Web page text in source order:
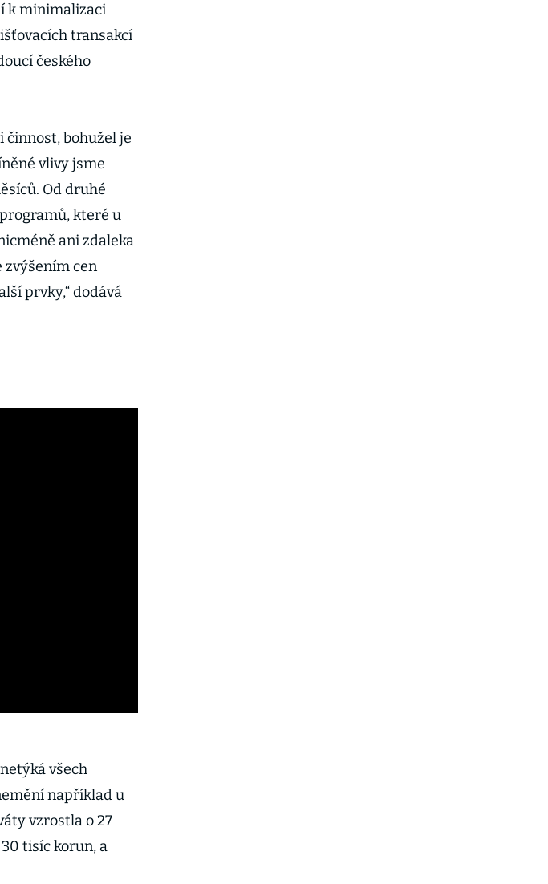
k minimalizaci
transakcí
českého
činnost, bohužel je
vlivy jsme
Od druhé
které u
ani zdaleka
zvýšením cen
prvky,“ dodává
všech
například u
vzrostla o 27
tisíc korun, a